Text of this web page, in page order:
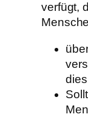
verfügt,